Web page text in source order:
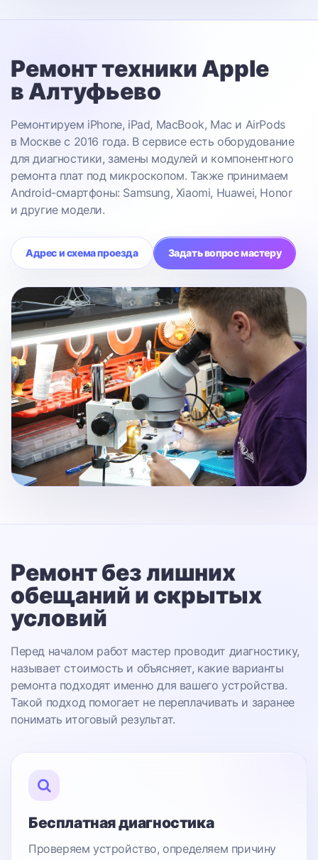
Ремонт техники Apple
в Алтуфьево
Ремонтируем iPhone, iPad, MacBook, Mac и AirPods
в Москве с 2016 года. В сервисе есть оборудование
для диагностики, замены модулей и компонентного
ремонта плат под микроскопом. Также принимаем
Android-смартфоны: Samsung, Xiaomi, Huawei, Honor
и другие модели.
Адрес и схема проезда Задать вопрос мастеру
Ремонт без лишних
обещаний и скрытых
условий
Перед началом работ мастер проводит диагностику,
называет стоимость и объясняет, какие варианты
ремонта подходят именно для вашего устройства.
Такой подход помогает не переплачивать и заранее
понимать итоговый результат.
Бесплатная диагностика
Проверяем устройство, определяем причину